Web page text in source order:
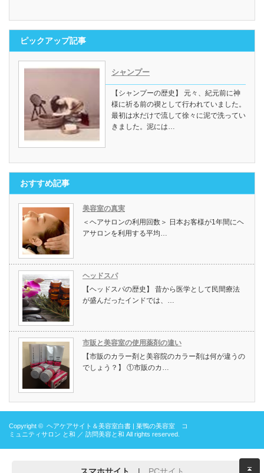
ピックアップ記事
シャンプー
【シャンプーの歴史】 元々、紀元前に神
様に祈る前の禊として行われていました。
最初は水だけで流して徐々に泥で洗ってい
きました。泥には…
おすすめ記事
美容室の真実
＜ヘアサロンの利用回数＞ 日本お客様が1年間にヘ
アサロンを利用する平均…
ヘッドスパ
【ヘッドスパの歴史】 昔から医学として民間療法
が盛んだったインドでは、…
市販と美容室の使用薬剤の違い
【市販のカラー剤と美容院のカラー剤は何が違うの
でしょう？】 ①市販のカ…
Copyright © ヘアケアサイト＆美容室白書 | 巣鴨の美容室 コ
ミュニティサロン と和 ／ 訪問美容と和 All rights reserved.